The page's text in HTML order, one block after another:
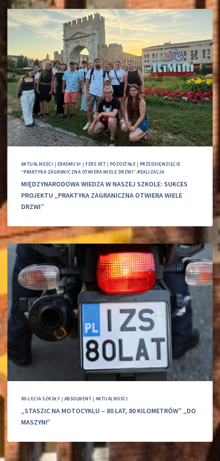
AKTUALNOŚCI | ERASMUS+ |FERS VET | POZOSTAŁE | PRZEDSIĘWZIĘCIE
“PRAKTYKA ZAGRANICZNA OTWIERA WIELE DRZWI”-REALIZACJA
MIĘDZYNARODOWA WIEDZA W NASZEJ SZKOLE: SUKCES
PROJEKTU „PRAKTYKA ZAGRANICZNA OTWIERA WIELE
DRZWI”
80-LECIA SZKOŁY | ABSOLWENT | AKTUALNOŚCI
„STASZIC NA MOTOCYKLU – 80 LAT, 80 KILOMETRÓW” „DO
MASZYN!”